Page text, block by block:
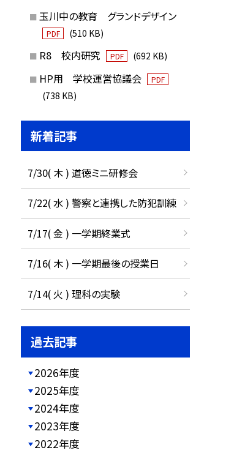
玉川中の教育 グランドデザイン
PDF (510 KB)
R8 校内研究 PDF (692 KB)
HP用 学校運営協議会 PDF
(738 KB)
新着記事
7/30( 木 ) 道徳ミニ研修会
7/22( 水 ) 警察と連携した防犯訓練
7/17( 金 ) 一学期終業式
7/16( 木 ) 一学期最後の授業日
7/14( 火 ) 理科の実験
過去記事
2026年度
2025年度
2024年度
2023年度
2022年度